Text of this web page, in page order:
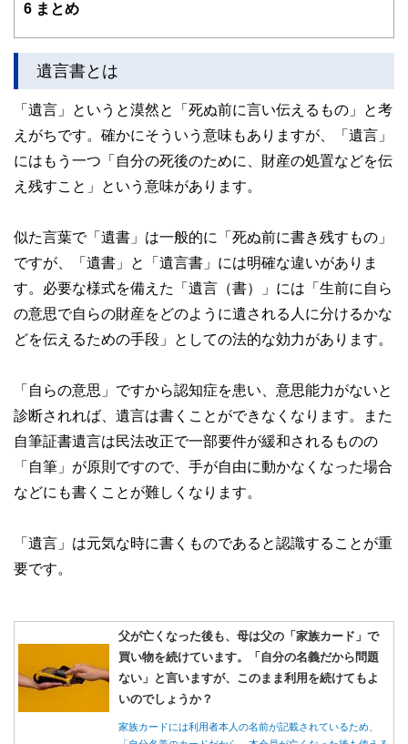
6 まとめ
遺言書とは
「遺言」というと漠然と「死ぬ前に言い伝えるもの」と考
えがちです。確かにそういう意味もありますが、「遺言」
にはもう一つ「自分の死後のために、財産の処置などを伝
え残すこと」という意味があります。
似た言葉で「遺書」は一般的に「死ぬ前に書き残すもの」
ですが、「遺書」と「遺言書」には明確な違いがありま
す。必要な様式を備えた「遺言（書）」には「生前に自ら
の意思で自らの財産をどのように遺される人に分けるかな
どを伝えるための手段」としての法的な効力があります。
「自らの意思」ですから認知症を患い、意思能力がないと
診断されれば、遺言は書くことができなくなります。また
自筆証書遺言は民法改正で一部要件が緩和されるものの
「自筆」が原則ですので、手が自由に動かなくなった場合
などにも書くことが難しくなります。
「遺言」は元気な時に書くものであると認識することが重
要です。
父が亡くなった後も、母は父の「家族カード」で
買い物を続けています。「自分の名義だから問題
ない」と言いますが、このまま利用を続けてもよ
いのでしょうか？
家族カードには利用者本人の名前が記載されているため、